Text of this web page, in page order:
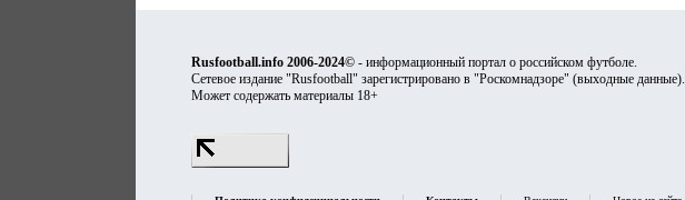
Rusfootball.info 2006-2024© - информационный портал о российском футболе.
Сетевое издание "Rusfootball" зарегистрировано в "Роскомнадзоре" (выходные данные).
Может содержать материалы 18+